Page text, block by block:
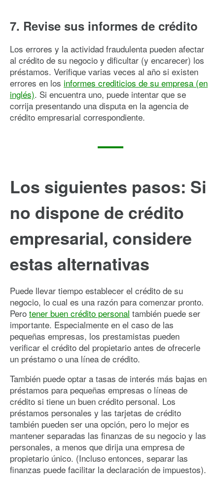
7. Revise sus informes de crédito
Los errores y la actividad fraudulenta pueden afectar
al crédito de su negocio y dificultar (y encarecer) los
préstamos. Verifique varias veces al año si existen
errores en los informes crediticios de su empresa (en
inglés). Si encuentra uno, puede intentar que se
corrija presentando una disputa en la agencia de
crédito empresarial correspondiente.
Los siguientes pasos: Si
no dispone de crédito
empresarial, considere
estas alternativas
Puede llevar tiempo establecer el crédito de su
negocio, lo cual es una razón para comenzar pronto.
Pero tener buen crédito personal también puede ser
importante. Especialmente en el caso de las
pequeñas empresas, los prestamistas pueden
verificar el crédito del propietario antes de ofrecerle
un préstamo o una línea de crédito.
También puede optar a tasas de interés más bajas en
préstamos para pequeñas empresas o líneas de
crédito si tiene un buen crédito personal. Los
préstamos personales y las tarjetas de crédito
también pueden ser una opción, pero lo mejor es
mantener separadas las finanzas de su negocio y las
personales, a menos que dirija una empresa de
propietario único. (Incluso entonces, separar las
finanzas puede facilitar la declaración de impuestos).